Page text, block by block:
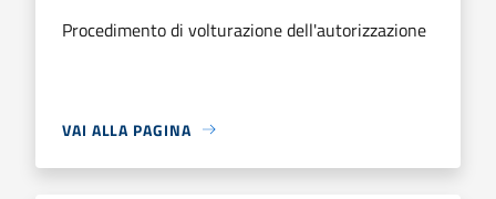
Procedimento di volturazione dell'autorizzazione
VAI ALLA PAGINA